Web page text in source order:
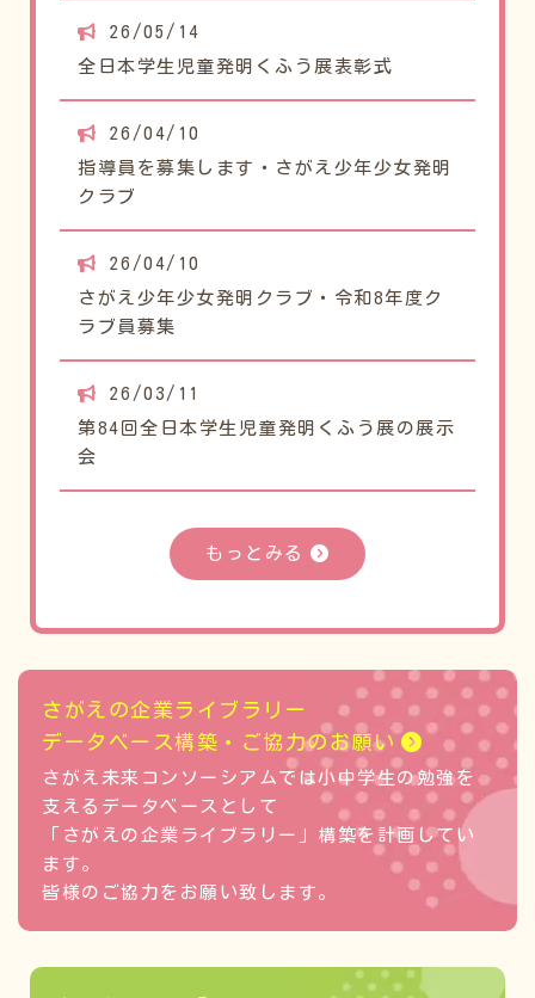
26/05/14
全日本学生児童発明くふう展表彰式
26/04/10
指導員を募集します・さがえ少年少女発明
クラブ
26/04/10
さがえ少年少女発明クラブ・令和8年度ク
ラブ員募集
26/03/11
第84回全日本学生児童発明くふう展の展示
会
もっとみる
さがえの企業ライブラリー
データベース構築・ご協力のお願い
さがえ未来コンソーシアムでは小中学生の勉強を
支えるデータベースとして
「さがえの企業ライブラリー」構築を計画してい
ます。
皆様のご協力をお願い致します。